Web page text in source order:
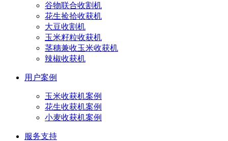
谷物联合收割机
花生捡拾收获机
大豆收割机
玉米籽粒收获机
茎穗兼收玉米收获机
辣椒收获机
用户案例
玉米收获机案例
花生收获机案例
小麦收获机案例
服务支持